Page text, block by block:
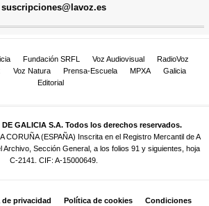
suscripciones@lavoz.es
Fundación SRFL Voz Audiovisual
RadioVoz
Voz Natura Prensa-Escuela MPXA
Galicia
Editorial
GALICIA S.A. Todos los derechos reservados.
CORUÑA (ESPAÑA) Inscrita en el Registro Mercantil de A
Archivo, Sección General, a los folios 91 y siguientes, hoja
C-2141. CIF: A-15000649.
de privacidad Política de cookies Condiciones